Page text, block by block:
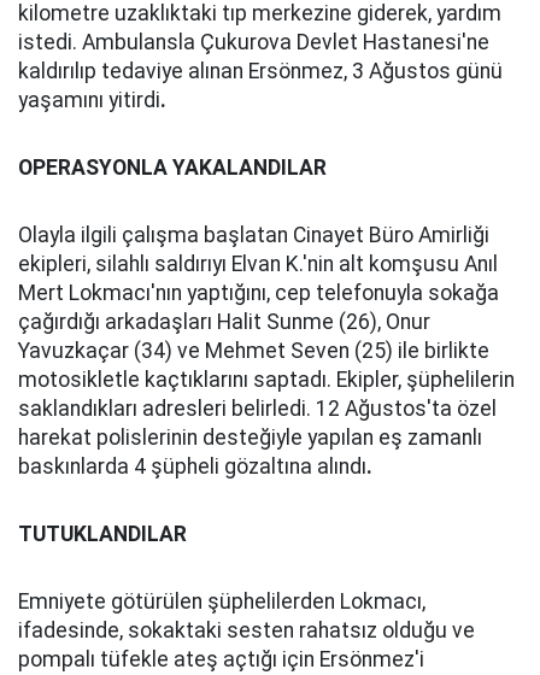
kilometre uzaklıktaki tıp merkezine giderek, yardım
istedi. Ambulansla Çukurova Devlet Hastanesi'ne
kaldırılıp tedaviye alınan Ersönmez, 3 Ağustos günü
yaşamını yitirdi.
OPERASYONLA YAKALANDILAR
Olayla ilgili çalışma başlatan Cinayet Büro Amirliği
ekipleri, silahlı saldırıyı Elvan K.'nin alt komşusu Anıl
Mert Lokmacı'nın yaptığını, cep telefonuyla sokağa
çağırdığı arkadaşları Halit Sunme (26), Onur
Yavuzkaçar (34) ve Mehmet Seven (25) ile birlikte
motosikletle kaçtıklarını saptadı. Ekipler, şüphelilerin
saklandıkları adresleri belirledi. 12 Ağustos'ta özel
harekat polislerinin desteğiyle yapılan eş zamanlı
baskınlarda 4 şüpheli gözaltına alındı.
TUTUKLANDILAR
Emniyete götürülen şüphelilerden Lokmacı,
ifadesinde, sokaktaki sesten rahatsız olduğu ve
pompalı tüfekle ateş açtığı için Ersönmez'i